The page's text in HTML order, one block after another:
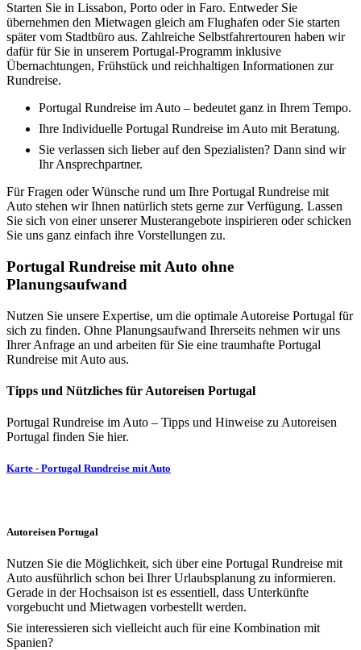
Starten Sie in Lissabon, Porto oder in Faro. Entweder Sie
übernehmen den Mietwagen gleich am Flughafen oder Sie starten
später vom Stadtbüro aus. Zahlreiche Selbstfahrertouren haben wir
dafür für Sie in unserem Portugal-Programm inklusive
Übernachtungen, Frühstück und reichhaltigen Informationen zur
Rundreise.
Portugal Rundreise im Auto – bedeutet ganz in Ihrem Tempo.
Ihre Individuelle Portugal Rundreise im Auto mit Beratung.
Sie verlassen sich lieber auf den Spezialisten? Dann sind wir
Ihr Ansprechpartner.
Für Fragen oder Wünsche rund um Ihre Portugal Rundreise mit
Auto stehen wir Ihnen natürlich stets gerne zur Verfügung. Lassen
Sie sich von einer unserer Musterangebote inspirieren oder schicken
Sie uns ganz einfach ihre Vorstellungen zu.
Portugal Rundreise mit Auto ohne
Planungsaufwand
Nutzen Sie unsere Expertise, um die optimale Autoreise Portugal für
sich zu finden. Ohne Planungsaufwand Ihrerseits nehmen wir uns
Ihrer Anfrage an und arbeiten für Sie eine traumhafte Portugal
Rundreise mit Auto aus.
Tipps und Nützliches für Autoreisen Portugal
Portugal Rundreise im Auto – Tipps und Hinweise zu Autoreisen
Portugal finden Sie hier.
Karte - Portugal Rundreise mit Auto
Autoreisen Portugal
Nutzen Sie die Möglichkeit, sich über eine Portugal Rundreise mit
Auto ausführlich schon bei Ihrer Urlaubsplanung zu informieren.
Gerade in der Hochsaison ist es essentiell, dass Unterkünfte
vorgebucht und Mietwagen vorbestellt werden.
Sie interessieren sich vielleicht auch für eine Kombination mit
Spanien?